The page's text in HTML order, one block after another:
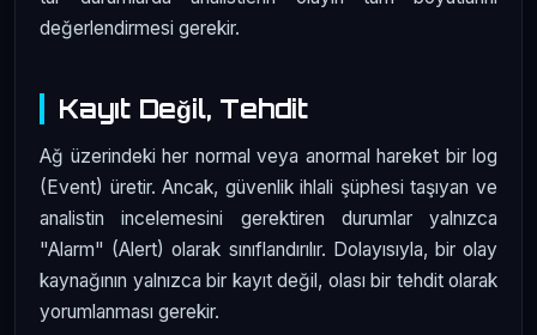
değerlendirmesi gerekir.
Kayıt Değil, Tehdit
Ağ üzerindeki her normal veya anormal hareket bir log
(Event) üretir. Ancak, güvenlik ihlali şüphesi taşıyan ve
analistin incelemesini gerektiren durumlar yalnızca
"Alarm" (Alert) olarak sınıflandırılır. Dolayısıyla, bir olay
kaynağının yalnızca bir kayıt değil, olası bir tehdit olarak
yorumlanması gerekir.